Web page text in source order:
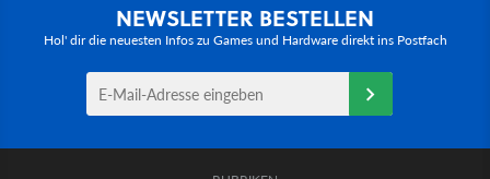
NEWSLETTER BESTELLEN
Hol' dir die neuesten Infos zu Games und Hardware direkt ins Postfach